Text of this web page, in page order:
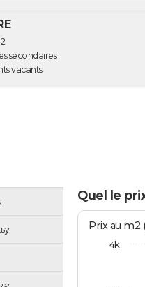
secondaires
vacants
Quel le
Prix au m2
4k